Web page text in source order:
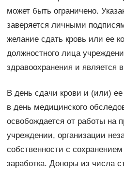
может быть ограничено.
заверяется личными
желание сдать кровь или ее
должностного лица
здравоохранения и является
В день сдачи крови и (или) ее
в день медицинского
освобождается от работы на
учреждении, организации
собственности с
заработка. Доноры из числа